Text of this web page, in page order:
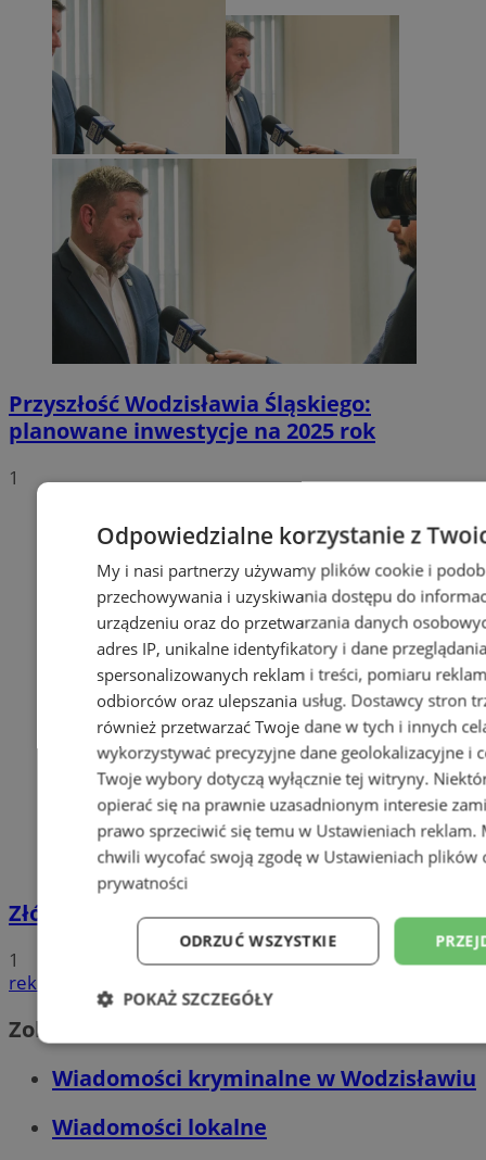
Przyszłość Wodzisławia Śląskiego:
planowane inwestycje na 2025 rok
1
Złóż wniosek o dodatek węglowy
1
reklama
Zobacz również
Wiadomości kryminalne w Wodzisławiu
Wiadomości lokalne
Odpowiedzialne korzystanie z
My i nasi partnerzy używamy plików cookie i
przechowywania i uzyskiwania dostępu do
urządzeniu oraz do przetwarzania danych
adres IP, unikalne identyfikatory i dane
spersonalizowanych reklam i treści, pomiaru
odbiorców oraz ulepszania usług. Dostawcy stron
również przetwarzać Twoje dane w tych i innych
wykorzystywać precyzyjne dane geolokalizacyjne i
Twoje wybory dotyczą wyłącznie tej witryny.
opierać się na prawnie uzasadnionym interesie
prawo sprzeciwić się temu w Ustawieniach reklam.
chwili wycofać swoją zgodę w Ustawieniach plików
prywatności
ODRZUĆ WSZYSTKIE
POKAŻ SZCZEGÓŁY
Niezbędne Wydajność